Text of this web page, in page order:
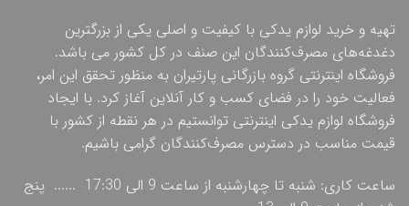
تهیه و خرید لوازم یدکی با کیفیت و اصلی یکی از بزرگترین
دغدغه‌های مصرف‌کنندگان این صنف در کل کشور می باشد.
فروشگاه اینترنتی گروه بازرگانی پارتیران به منظور تحقق این امر،
فعالیت خود را در فضای کسب و کار آنلاین آغاز کرد. با ایجاد
فروشگاه لوازم یدکی اینترنتی توانستیم در هر نقطه از کشور با
قیمت مناسب در دسترس مصرف‌کنندگان گرامی باشیم.
ساعت کاری: شنبه تا چهارشنبه از ساعت 9 الی 17:30 ...... پنج